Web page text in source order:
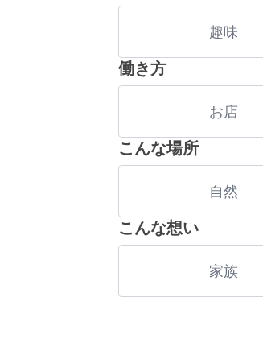
趣味
働き方
お店
こんな場所
自然
こんな想い
家族